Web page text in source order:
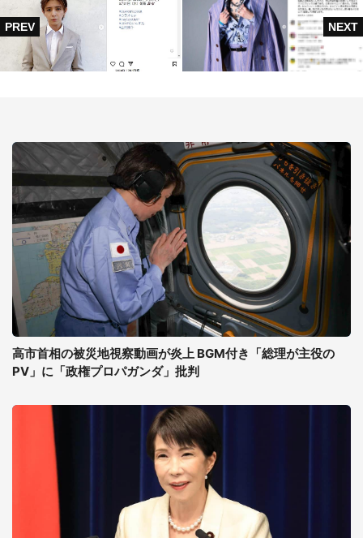
高市首相の被災地視察動画が炎上 BGM付き「総理が主役の
PV」に「政権プロパガンダ」批判